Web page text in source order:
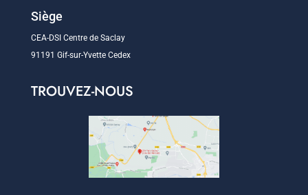
Siège
CEA-DSI Centre de Saclay
91191 Gif-sur-Yvette Cedex
TROUVEZ-NOUS